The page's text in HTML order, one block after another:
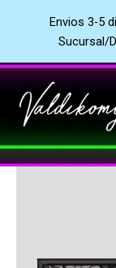
Envios 3-5
Sucursal/
al
contenido